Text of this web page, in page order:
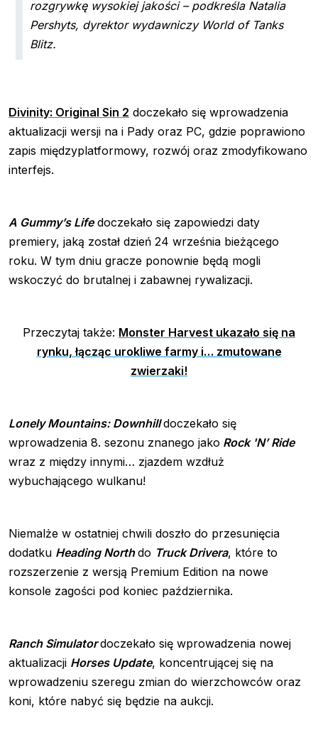
rozgrywkę wysokiej jakości –podkreśla Natalia
Pershyts, dyrektor wydawniczy World of Tanks
Blitz.
Divinity: Original Sin 2 doczekało się wprowadzenia
aktualizacji wersji na i Pady oraz PC, gdzie poprawiono
zapis międzyplatformowy, rozwój oraz zmodyfikowano
interfejs.
A Gummy’s Lifedoczekało się zapowiedzi daty
premiery, jaką został dzień 24 września bieżącego
roku. W tym dniu gracze ponownie będą mogli
wskoczyć do brutalnej i zabawnej rywalizacji.
Przeczytaj także: Monster Harvest ukazało się na
rynku, łącząc urokliwe farmy i… zmutowane
zwierzaki!
Lonely Mountains: Downhilldoczekało się
wprowadzenia 8. sezonu znanego jako Rock 'N’ Ride
wraz z między innymi… zjazdem wzdłuż
wybuchającego wulkanu!
Niemalże w ostatniej chwili doszło do przesunięcia
dodatku Heading Northdo Truck Drivera, które to
rozszerzenie z wersją Premium Edition na nowe
konsole zagości pod koniec października.
Ranch Simulatordoczekało się wprowadzenia nowej
aktualizacji Horses Update, koncentrującej się na
wprowadzeniu szeregu zmian do wierzchowców oraz
koni, które nabyć się będzie na aukcji.